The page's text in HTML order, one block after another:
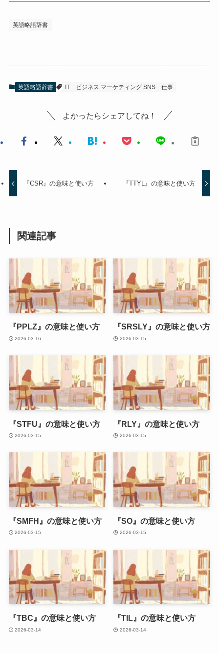
英語略語辞書
英語略語辞書 IT ビジネス マーケティング SNS 仕事
よかったらシェアしてね！
『CSR』の意味と使い方 『TTYL』の意味と使い方
関連記事
『PPLZ』の意味と使い方
2026-03-16
『SRSLY』の意味と使い方
2026-03-15
『STFU』の意味と使い方
2026-03-15
『RLY』の意味と使い方
2026-03-15
『SMFH』の意味と使い方
2026-03-15
『SO』の意味と使い方
2026-03-15
『TBC』の意味と使い方
2026-03-14
『TIL』の意味と使い方
2026-03-14